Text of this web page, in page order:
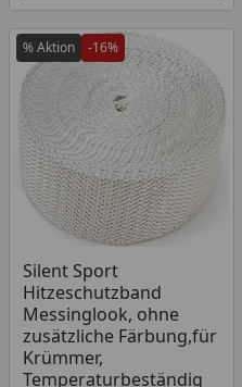
% Aktion -16%
Silent Sport
Hitzeschutzband
Messinglook, ohne
zusätzliche Färbung,für
Krümmer,
Temperaturbeständig
Produkt am Lager